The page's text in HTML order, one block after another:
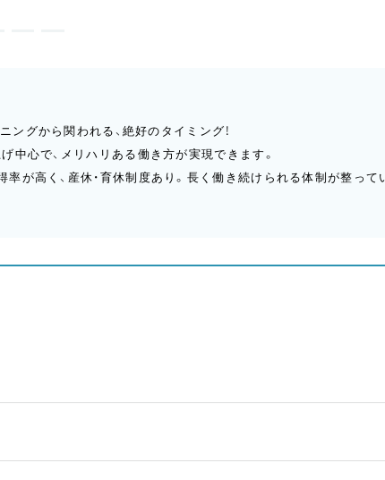
グから関われる、絶好のタイミング！
中心で、メリハリある働き方が実現できます。
が高く、産休・育休制度あり。長く働き続けられる体制が整って